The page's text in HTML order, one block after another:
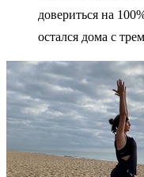
довериться на
остался дома с